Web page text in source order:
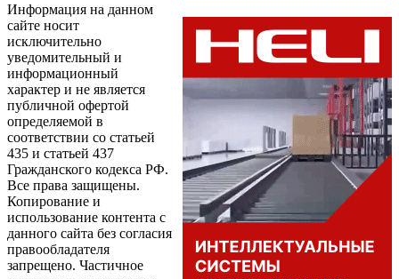
Информация на данном
сайте носит
исключительно
уведомительный и
информационный
характер и не является
публичной офертой
определяемой в
соответствии со статьей
435 и статьей 437
Гражданского кодекса РФ.
Все права защищены.
Копирование и
использование контента с
данного сайта без согласия
правообладателя
запрещено. Частичное